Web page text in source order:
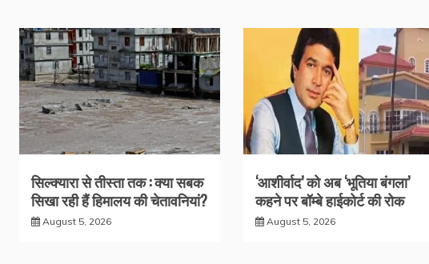
सिल्क्यारा से तीस्ता तक : क्या सबक
सिखा रही हैं हिमालय की चेतावनियां?
August 5, 2026
‘आशीर्वाद’ को अब ‘भूतिया बंगला’
कहने पर बॉम्बे हाईकोर्ट की रोक
August 5, 2026